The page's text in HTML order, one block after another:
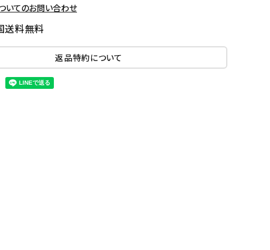
いてのお問い合わせ
送料無料
返品特約について